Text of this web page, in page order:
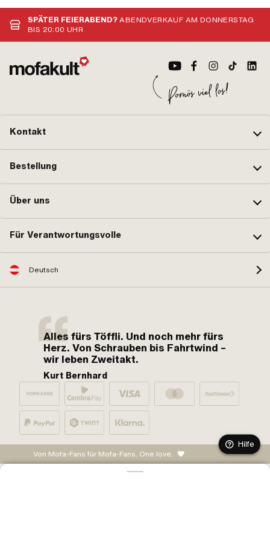
Lochabstand Einlass: 32 - 38 mm ·
Dekompressor: Ja
SPÄTER FEIERABEND?ABENDVERKAUF AM DONNERSTAG
BIS 20:00 UHR
Kontakt
Bestellung
Über uns
Für Verantwortungsvolle
Deutsch
Alles fürs Töffli. Und noch mehr fürs
Herz. Von Schrauben bis Fahrtwind –
wir leben Zweitakt.
Kurt Bernhard
Von Mofa-Fans für Mofa-Fans. One love.
Hilfe